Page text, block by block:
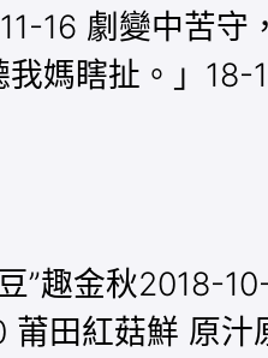
16 劇變中苦守
我媽瞎扯。」
”趣金秋2018-
田紅菇鮮 原